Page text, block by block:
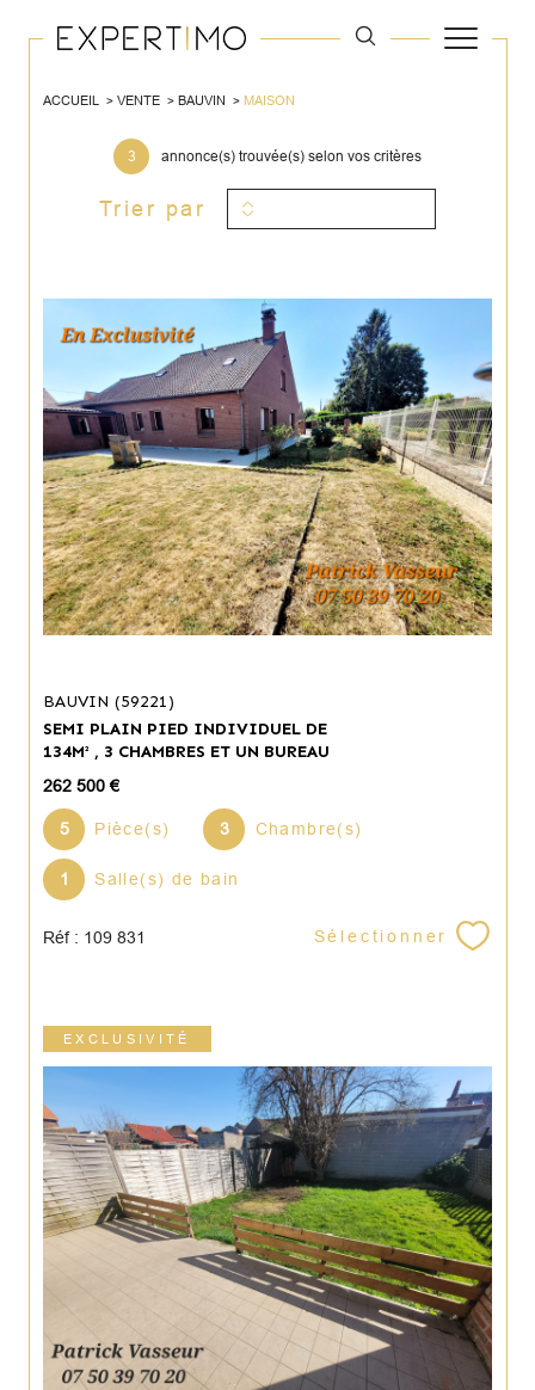
ACCUEIL VENTE BAUVIN MAISON
3 annonce(s) trouvée(s) selon vos critères
Trier par
BAUVIN (59221)
SEMI PLAIN PIED INDIVIDUEL DE
134M² , 3 CHAMBRES ET UN BUREAU
262 500 €
5 Pièce(s) 3 Chambre(s)
1 Salle(s) de bain
Réf : 109 831 Sélectionner
EXCLUSIVITÉ